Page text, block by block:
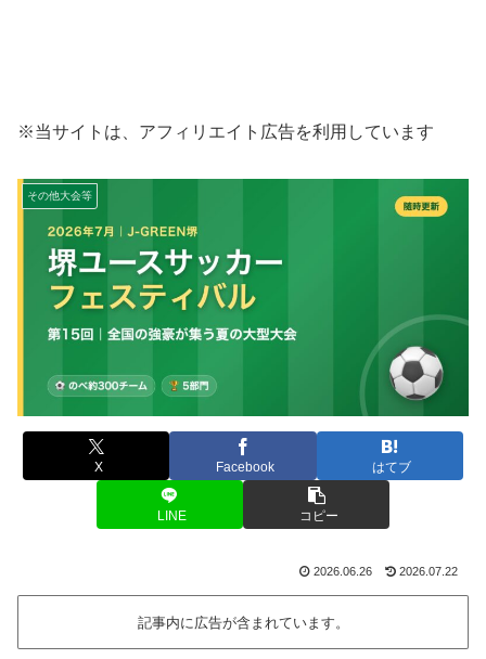
※当サイトは、アフィリエイト広告を利用しています
その他大会等
X Facebook はてブ
LINE コピー
2026.06.26 2026.07.22
記事内に広告が含まれています。